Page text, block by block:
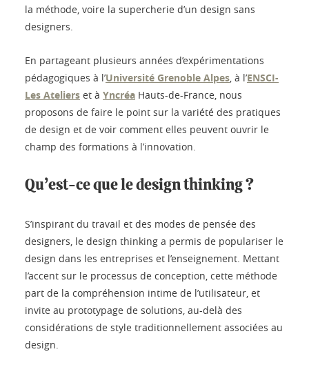
la méthode, voire la supercherie d’un design sans
designers.
En partageant plusieurs années d’expérimentations
pédagogiques à l’Université Grenoble Alpes, à l’ENSCI-
Les Ateliers et à Yncréa Hauts-de-France, nous
proposons de faire le point sur la variété des pratiques
de design et de voir comment elles peuvent ouvrir le
champ des formations à l’innovation.
Qu’est-ce que le design thinking ?
S’inspirant du travail et des modes de pensée des
designers, le design thinking a permis de populariser le
design dans les entreprises et l’enseignement. Mettant
l’accent sur le processus de conception, cette méthode
part de la compréhension intime de l’utilisateur, et
invite au prototypage de solutions, au-delà des
considérations de style traditionnellement associées au
design.